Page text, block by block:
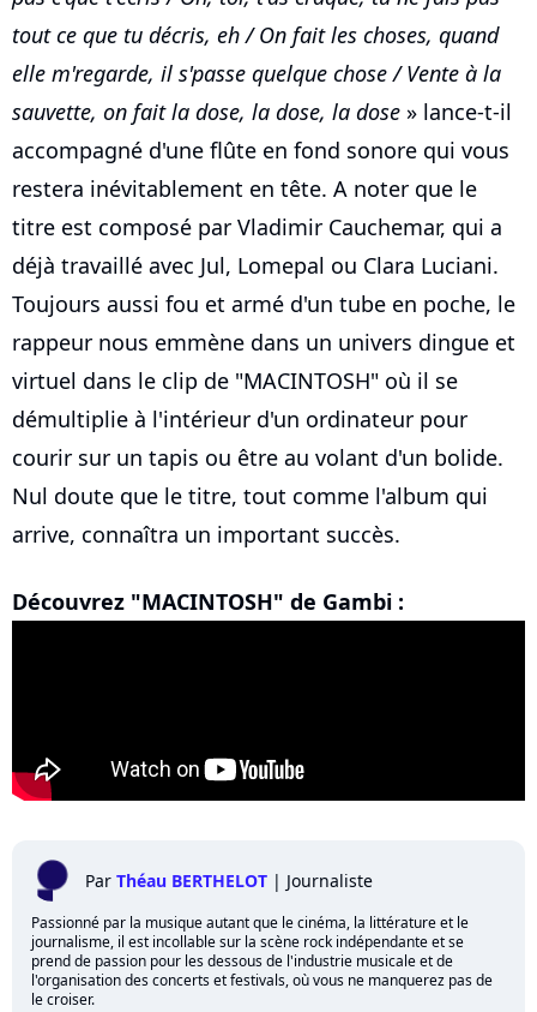
tout ce que tu décris, eh / On fait les choses, quand
elle m'regarde, il s'passe quelque chose / Vente à la
sauvette, on fait la dose, la dose, la dose » lance-t-il
accompagné d'une flûte en fond sonore qui vous
restera inévitablement en tête. A noter que le
titre est composé par Vladimir Cauchemar, qui a
déjà travaillé avec Jul, Lomepal ou Clara Luciani.
Toujours aussi fou et armé d'un tube en poche, le
rappeur nous emmène dans un univers dingue et
virtuel dans le clip de "MACINTOSH" où il se
démultiplie à l'intérieur d'un ordinateur pour
courir sur un tapis ou être au volant d'un bolide.
Nul doute que le titre, tout comme l'album qui
arrive, connaîtra un important succès.
Découvrez "MACINTOSH" de Gambi :
Par Théau BERTHELOT | Journaliste
Passionné par la musique autant que le cinéma, la littérature et le
journalisme, il est incollable sur la scène rock indépendante et se
prend de passion pour les dessous de l'industrie musicale et de
l'organisation des concerts et festivals, où vous ne manquerez pas de
le croiser.